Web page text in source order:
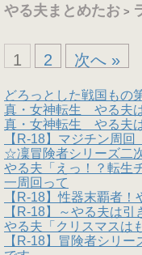
やる夫まとめたお >
1 2 次へ »
どろっとした戦国もの
真・女神転生 やる夫
真・女神転生 やる夫
【R-18】マジチン周
☆凜冒険者シリーズ二
やる夫「えっ！？転生
一周回って
【R-18】性器末覇者！
【R-18】～やる夫は
やる夫「クリスマスは
【R-18】冒険者シリ